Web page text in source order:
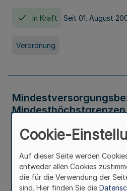
In Kraft Seit 01. August
Verordnung
Mindesthöchstgrenzen
Verwaltungsvorschrift
Cookie-
Auf dieser Seite werden
entweder allen Cookies
die für die Verwendung der
sind. Hier finden Sie die